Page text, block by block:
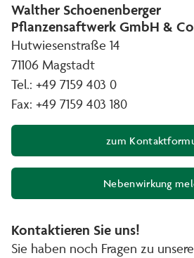
Walther Schoenenberger
Pflanzensaftwerk GmbH &
Hutwiesenstraße 14
71106 Magstadt
Tel.: +49 7159 403 0
Fax: +49 7159 403 180
zum
Nebenwirkung
(Öffnet
Kontaktieren Sie uns!
Sie haben noch Fragen zu